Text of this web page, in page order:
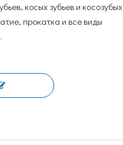
косых зубьев и косозубых
прокатка и все виды